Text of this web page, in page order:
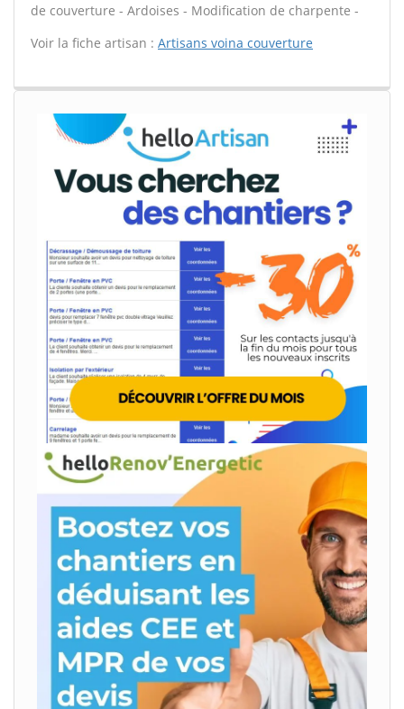
de couverture - Ardoises - Modification de charpente -
Voir la fiche artisan : Artisans voina couverture